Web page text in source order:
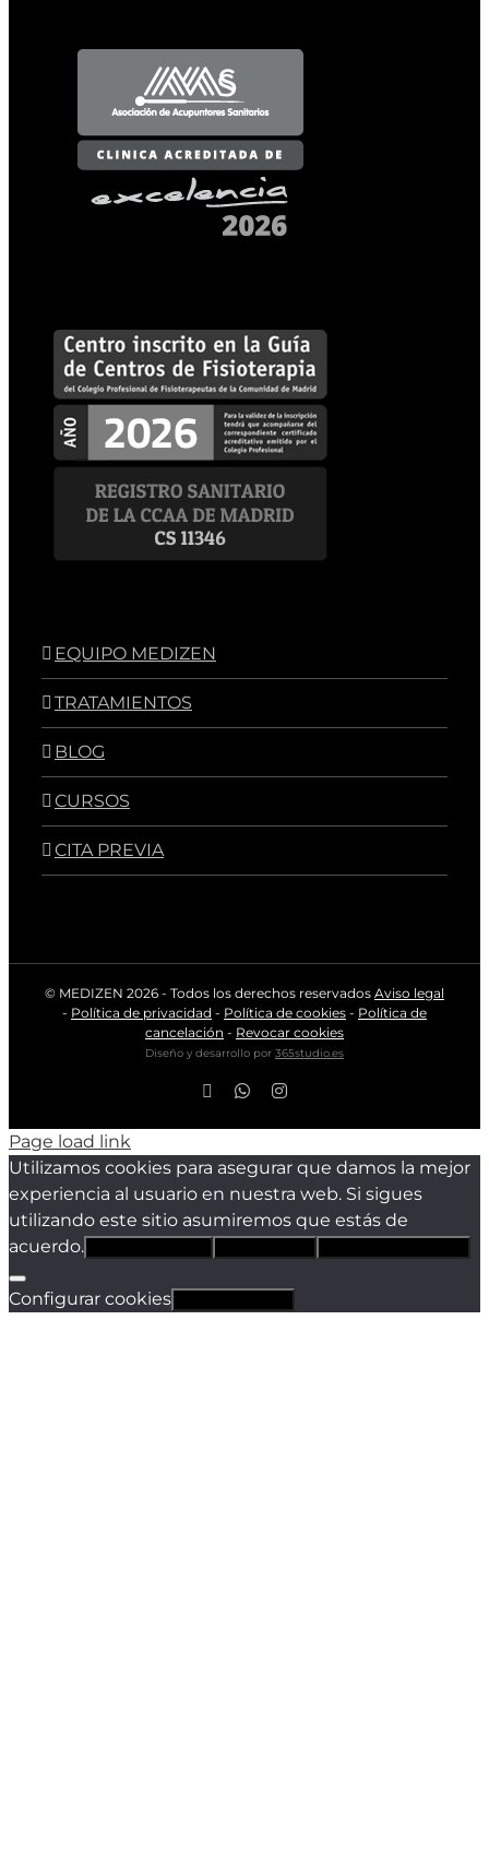
EQUIPO MEDIZEN
TRATAMIENTOS
BLOG
CURSOS
CITA PREVIA
© MEDIZEN 2026 - Todos los derechos reservados Aviso legal
- Política de privacidad - Política de cookies - Política de
cancelación - Revocar cookies
Diseño y desarrollo por 365studio.es
FacebookWhatsAppInstagram
Page load link
Utilizamos cookies para asegurar que damos la mejor
experiencia al usuario en nuestra web. Si sigues
utilizando este sitio asumiremos que estás de
acuerdo.
Configurar cookies